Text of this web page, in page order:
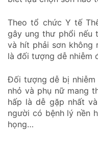
Theo tổ chức Y tế
gây ung thư phổi nếu
và hít phải sơn không
là đối tượng dễ nhiễm
Đối tượng dễ bị
nhỏ và phụ nữ mang
hấp là dễ gặp nhất
người có bệnh lý nền
họng…